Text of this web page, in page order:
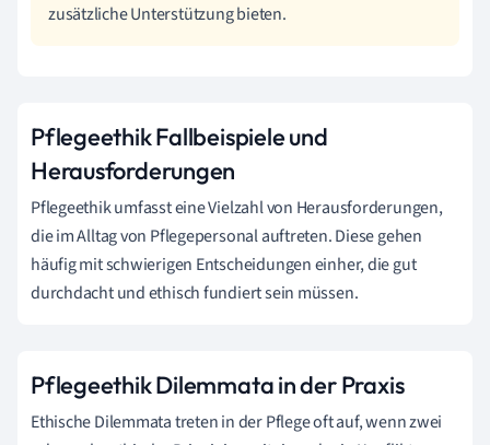
zusätzliche Unterstützung bieten.
Pflegeethik Fallbeispiele und
Herausforderungen
Pflegeethik umfasst eine Vielzahl von Herausforderungen,
die im Alltag von Pflegepersonal auftreten. Diese gehen
häufig mit schwierigen Entscheidungen einher, die gut
durchdacht und ethisch fundiert sein müssen.
Pflegeethik Dilemmata in der Praxis
Ethische Dilemmata treten in der Pflege oft auf, wenn zwei